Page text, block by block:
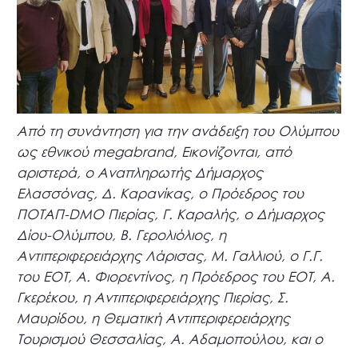
Από τη συνάντηση για την ανάδειξη του Ολύμπου
ως εθνικού megabrand, Εικονίζονται, από
αριστερά, ο Αναπληρωτής Δήμαρχος
Ελασσόνας, Δ. Καρανίκας, ο Πρόεδρος του
ΠΟΤΑΠ-DMO Πιερίας, Γ. Καραλής, ο Δήμαρχος
Δίου-Ολύμπου, Β. Γερολιόλιος, η
Αντιπεριφερειάρχης Λάρισας, Μ. Γαλλιού, ο Γ.Γ.
του ΕΟΤ, Α. Φιορεντίνος, η Πρόεδρος του ΕΟΤ, Α.
Γκερέκου, η Αντιπεριφερειάρχης Πιερίας, Σ.
Μαυρίδου, η Θεματική Αντιπεριφερειάρχης
Τουρισμού Θεσσαλίας, Α. Αδαμοπούλου, και ο